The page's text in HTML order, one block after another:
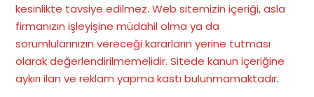
kesinlikte tavsiye edilmez. Web sitemizin içeriği, asla
firmanızın işleyişine müdahil olma ya da
sorumlularınızın vereceği kararların yerine tutması
olarak değerlendirilmemelidir. Sitede kanun içeriğine
aykırı ilan ve reklam yapma kastı bulunmamaktadır.